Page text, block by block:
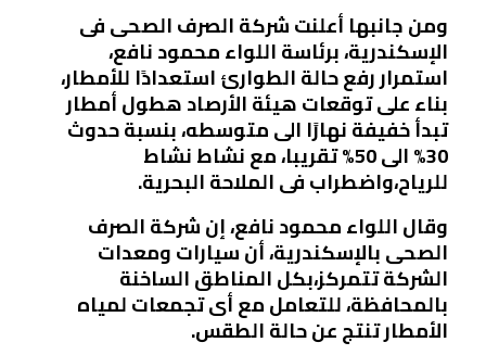
ومن جانبها أعلنت شركة الصرف الصحى فى
الإسكندرية، برئاسة اللواء محمود نافع،
استمرار رفع حالة الطوارئ استعدادًا للأمطار،
بناء على توقعات هيئة الأرصاد هطول أمطار
تبدأ خفيفة نهارًا الى متوسطه، بنسبة حدوث
30% الى 50% تقريبا، مع نشاط نشاط
للرياح،واضطراب فى الملاحة البحرية.
وقال اللواء محمود نافع، إن شركة الصرف
الصحى بالإسكندرية، أن سيارات ومعدات
الشركة تتمركز،بكل المناطق الساخنة
بالمحافظة، للتعامل مع أى تجمعات لمياه
الأمطار تنتج عن حالة الطقس.